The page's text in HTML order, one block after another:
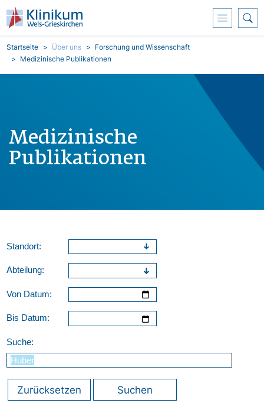
Direkt zum Inhalt
Pfadnavigation
Startseite Über uns
Forschung und Wissenschaft
Medizinische Publikationen
Medizinische
Publikationen
Standort:
Abteilung:
Von Datum:
Bis Datum:
Suche:
Zurücksetzen Suchen